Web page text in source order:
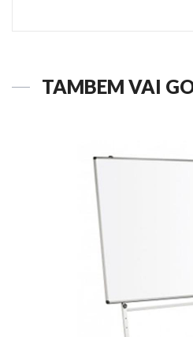
TAMBÉM VAI